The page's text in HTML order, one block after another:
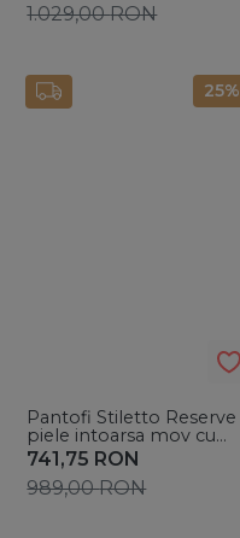
1.029,00RON
25%
Pantofi Stiletto Reserve
piele intoarsa mov cu
toc mic evazat
741,75 RON
989,00RON